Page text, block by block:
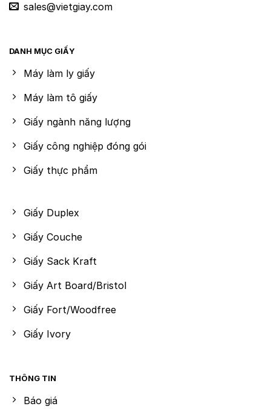
sales@vietgiay.com
DANH MỤC GIẤY
Máy làm ly giấy
Máy làm tô giấy
Giấy ngành năng lượng
Giấy công nghiệp đóng gói
Giấy thực phẩm
Giấy Duplex
Giấy Couche
Giấy Sack Kraft
Giấy Art Board/Bristol
Giấy Fort/Woodfree
Giấy Ivory
THÔNG TIN
Báo giá